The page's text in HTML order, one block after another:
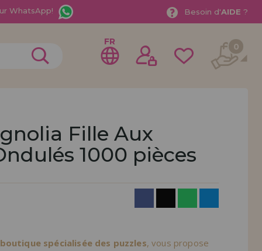
WhatsApp! Besoin d'AIDE ?
en tant que
FR 0
Fille Aux
1000 pièces
spécialisée des puzzles, vous propose